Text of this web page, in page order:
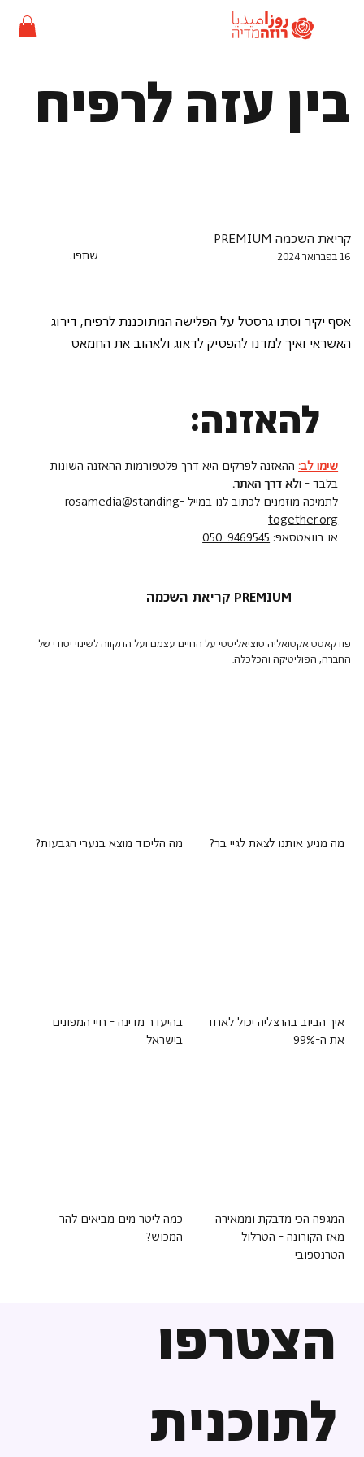
הצטרפו
לתוכנית
בין עזה לרפיח
שתפו:
קריאת השכמה PREMIUM
16 בפברואר 2024
אסף יקיר וסתו גרסטל על הפלישה המתוכננת לרפיח, דירוג
האשראי ואיך למדנו להפסיק לדאוג ולאהוב את החמאס
להאזנה:
שימו לב: ההאזנה לפרקים היא דרך פלטפורמות ההאזנה השונות
בלבד - ולא דרך האתר.
לתמיכה מוזמנים לכתוב לנו במיילrosamedia@standing-
together.org
או בוואטסאפ: 050-9469545
קריאת השכמה PREMIUM
פודקאסט אקטואליה סוציאליסטי על החיים עצמם ועל התקווה לשינוי יסודי של
החברה, הפוליטיקה והכלכלה.
מה מניע אותנו לצאת לגיי בר? מה הליכוד מוצא בנערי הגבעות?
איך הביוב בהרצליה יכול לאחד
את ה-99%
בהיעדר מדינה - חיי המפונים
בישראל
המגפה הכי מדבקת וממאירה
מאז הקורונה - הטרלול
הטרנספובי
כמה ליטר מים מביאים להר
המכוש?